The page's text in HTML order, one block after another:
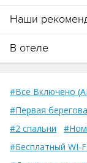
Siyam Vilu Reef,
Maldives,Sun Siyam
Наши
В отеле
#Все Включено
#Первая
#2 спальни
#Бесплатный WI-